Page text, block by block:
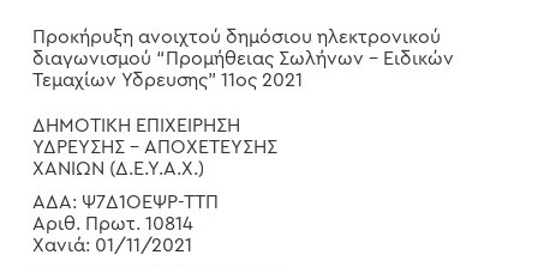
Προκήρυξη ανοιχτού δημόσιου ηλεκτρονικού
διαγωνισμού “Προμήθειας Σωλήνων – Ειδικών
Τεμαχίων Υδρευσης” 11ος 2021
ΔΗΜΟΤΙΚΗ ΕΠΙΧΕΙΡΗΣΗ
ΥΔΡΕΥΣΗΣ – ΑΠΟΧΕΤΕΥΣΗΣ
ΧΑΝΙΩΝ (Δ.Ε.Υ.Α.Χ.)
ΑΔΑ: Ψ7Δ1ΟΕΨΡ-ΤΤΠ
Αριθ. Πρωτ. 10814
Χανιά: 01/11/2021